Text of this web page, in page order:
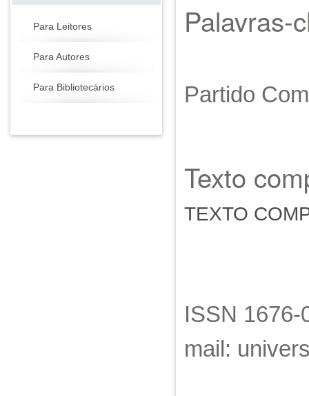
Para Leitores
Para Autores
Para Bibliotecários
Palavras-
Partido
Texto
TEXTO
ISSN
mail: